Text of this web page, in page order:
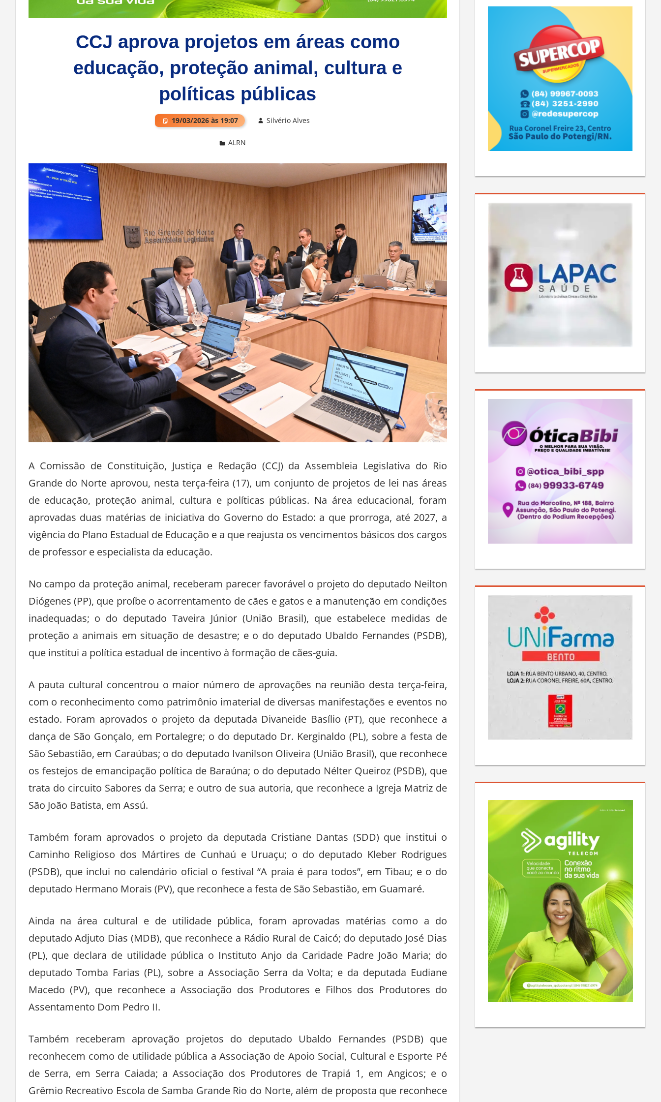
CCJ aprova projetos em áreas como
educação, proteção animal, cultura e
políticas públicas
19/03/2026 às 19:07 Silvério Alves
ALRN
A Comissão de Constituição, Justiça e Redação (CCJ) da Assembleia Legislativa do Rio
Grande do Norte aprovou, nesta terça-feira (17), um conjunto de projetos de lei nas áreas
de educação, proteção animal, cultura e políticas públicas. Na área educacional, foram
aprovadas duas matérias de iniciativa do Governo do Estado: a que prorroga, até 2027, a
vigência do Plano Estadual de Educação e a que reajusta os vencimentos básicos dos cargos
de professor e especialista da educação.
No campo da proteção animal, receberam parecer favorável o projeto do deputado Neilton
Diógenes (PP), que proíbe o acorrentamento de cães e gatos e a manutenção em condições
inadequadas; o do deputado Taveira Júnior (União Brasil), que estabelece medidas de
proteção a animais em situação de desastre; e o do deputado Ubaldo Fernandes (PSDB),
que institui a política estadual de incentivo à formação de cães-guia.
A pauta cultural concentrou o maior número de aprovações na reunião desta terça-feira,
com o reconhecimento como patrimônio imaterial de diversas manifestações e eventos no
estado. Foram aprovados o projeto da deputada Divaneide Basílio (PT), que reconhece a
dança de São Gonçalo, em Portalegre; o do deputado Dr. Kerginaldo (PL), sobre a festa de
São Sebastião, em Caraúbas; o do deputado Ivanilson Oliveira (União Brasil), que reconhece
os festejos de emancipação política de Baraúna; o do deputado Nélter Queiroz (PSDB), que
trata do circuito Sabores da Serra; e outro de sua autoria, que reconhece a Igreja Matriz de
São João Batista, em Assú.
Também foram aprovados o projeto da deputada Cristiane Dantas (SDD) que institui o
Caminho Religioso dos Mártires de Cunhaú e Uruaçu; o do deputado Kleber Rodrigues
(PSDB), que inclui no calendário oficial o festival “A praia é para todos”, em Tibau; e o do
deputado Hermano Morais (PV), que reconhece a festa de São Sebastião, em Guamaré.
Ainda na área cultural e de utilidade pública, foram aprovadas matérias como a do
deputado Adjuto Dias (MDB), que reconhece a Rádio Rural de Caicó; do deputado José Dias
(PL), que declara de utilidade pública o Instituto Anjo da Caridade Padre João Maria; do
deputado Tomba Farias (PL), sobre a Associação Serra da Volta; e da deputada Eudiane
Macedo (PV), que reconhece a Associação dos Produtores e Filhos dos Produtores do
Assentamento Dom Pedro II.
Também receberam aprovação projetos do deputado Ubaldo Fernandes (PSDB) que
reconhecem como de utilidade pública a Associação de Apoio Social, Cultural e Esporte Pé
de Serra, em Serra Caiada; a Associação dos Produtores de Trapiá 1, em Angicos; e o
Grêmio Recreativo Escola de Samba Grande Rio do Norte, além de proposta que reconhece